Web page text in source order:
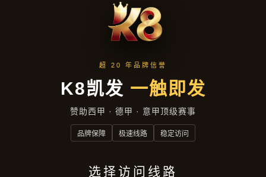
新闻看点
首页 新闻看点